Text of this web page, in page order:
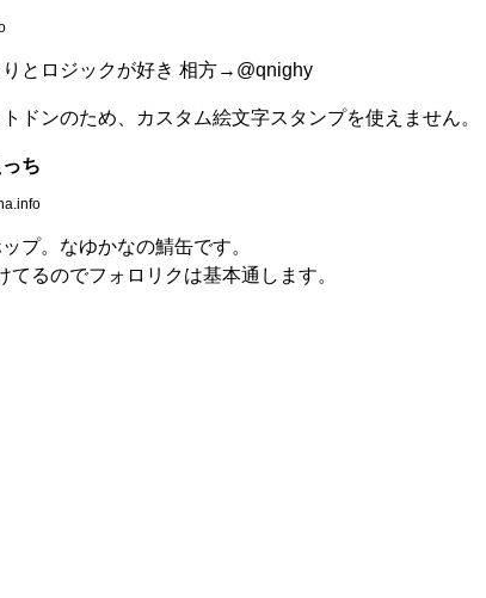
とロジックが好き 相方→ @qnighy
ドンのため、カスタム絵文字スタンプを使えません。
ち
プ。なゆかなの鯖缶です。
てるのでフォロリクは基本通します。